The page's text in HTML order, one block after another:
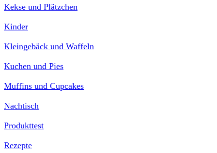
Kekse und Plätzchen
Kinder
Kleingebäck und Waffeln
Kuchen und Pies
Muffins und Cupcakes
Nachtisch
Produkttest
Rezepte